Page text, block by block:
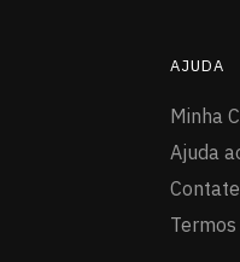
AJUDA
Minha
Ajuda